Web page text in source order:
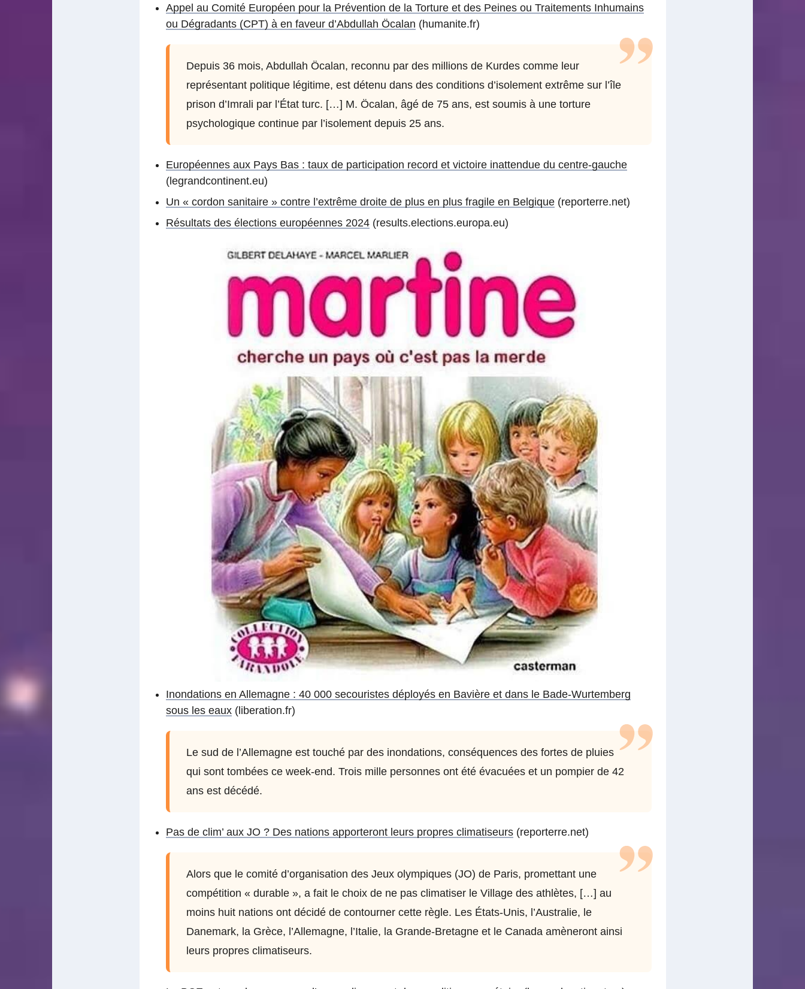
Appel au Comité Européen pour la Prévention de la Torture et des Peines ou Traitements Inhumains
ou Dégradants (CPT) à en faveur d’Abdullah Öcalan (humanite.fr)
Depuis 36 mois, Abdullah Öcalan, reconnu par des millions de Kurdes comme leur
représentant politique légitime, est détenu dans des conditions d’isolement extrême sur l’île
prison d’Imrali par l’État turc. […] M. Öcalan, âgé de 75 ans, est soumis à une torture
psychologique continue par l’isolement depuis 25 ans.
Européennes aux Pays Bas : taux de participation record et victoire inattendue du centre-gauche
(legrandcontinent.eu)
Un « cordon sanitaire » contre l’extrême droite de plus en plus fragile en Belgique(reporterre.net)
Résultats des élections européennes 2024(results.elections.europa.eu)
Inondations en Allemagne : 40 000 secouristes déployés en Bavière et dans le Bade-Wurtemberg
sous les eaux(liberation.fr)
Le sud de l’Allemagne est touché par des inondations, conséquences des fortes de pluies
qui sont tombées ce week-end. Trois mille personnes ont été évacuées et un pompier de 42
ans est décédé.
Pas de clim’ aux JO ? Des nations apporteront leurs propres climatiseurs(reporterre.net)
Alors que le comité d’organisation des Jeux olympiques (JO) de Paris, promettant une
compétition « durable », a fait le choix de ne pas climatiser le Village des athlètes, […] au
moins huit nations ont décidé de contourner cette règle. Les États-Unis, l’Australie, le
Danemark, la Grèce, l’Allemagne, l’Italie, la Grande-Bretagne et le Canada amèneront ainsi
leurs propres climatiseurs.